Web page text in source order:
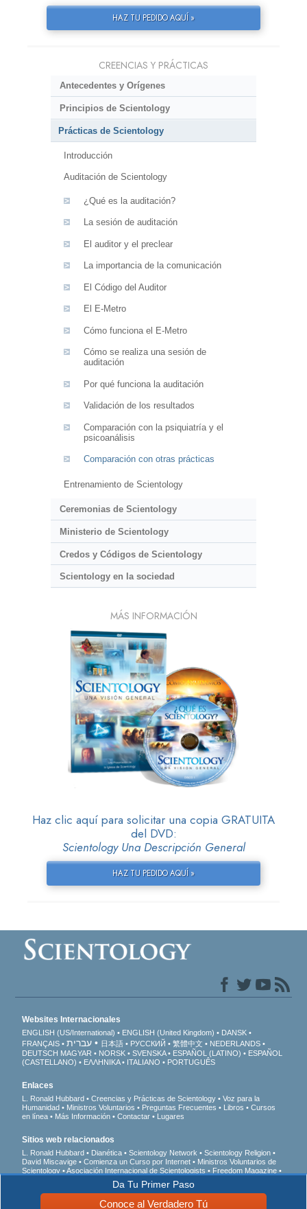
HAZ TU PEDIDO AQUÍ »
CREENCIAS Y PRÁCTICAS
Antecedentes y Orígenes
Principios de Scientology
Prácticas de Scientology
Introducción
Auditación de Scientology
¿Qué es la auditación?
La sesión de auditación
El auditor y el preclear
La importancia de la comunicación
El Código del Auditor
El E-Metro
Cómo funciona el E-Metro
Cómo se realiza una sesión de
auditación
Por qué funciona la auditación
Validación de los resultados
Comparación con la psiquiatría y el
psicoanálisis
Comparación con otras prácticas
Entrenamiento de Scientology
Ceremonias de Scientology
Ministerio de Scientology
Credos y Códigos de Scientology
Scientology en la sociedad
MÁS INFORMACIÓN
Haz clic aquí para solicitar una copia GRATUITA
del DVD:
Scientology Una Descripción General
HAZ TU PEDIDO AQUÍ »
Da Tu Primer Paso
Conoce al Verdadero Tú
Websites Internacionales
ENGLISH (US/International) ENGLISH (United Kingdom)
DANSK
FRANÇAIS
עברית 日本語 РУССКИЙ 繁體中文
NEDERLANDS
DEUTSCH MAGYAR NORSK SVENSKA ESPAÑOL (LATINO)
ESPAÑOL
(CASTELLANO)
ΕΛΛΗΝΙΚA ITALIANO PORTUGUÊS
Enlaces
L. Ronald Hubbard Creencias y Prácticas de Scientology
Voz para la
Humanidad
Ministros Voluntarios Preguntas Frecuentes Libros
Cursos
en línea
Más Información Contactar Lugares
Sitios web relacionados
L. Ronald Hubbard Dianética Scientology Network
Scientology Religion
David Miscavige
Comienza un Curso por Internet
Ministros Voluntarios de
Scientology
Asociación Internacional de Scientologists
Freedom Magazine
En Apoyo de Un Mundo Sin Drogas
Jóvenes por los Derechos Humanos
Ciudadanos por los Derechos Humanos